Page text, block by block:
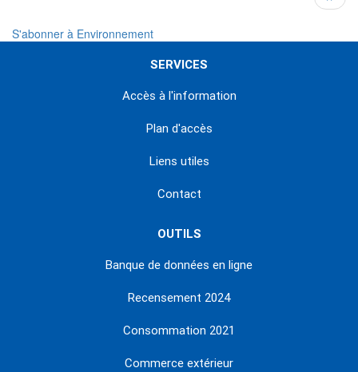
S'abonner à Environnement
SERVICES
Accès à l'information
Plan d'accès
Liens utiles
Contact
OUTILS
Banque de données en ligne
Recensement 2024
Consommation 2021
Commerce extérieur